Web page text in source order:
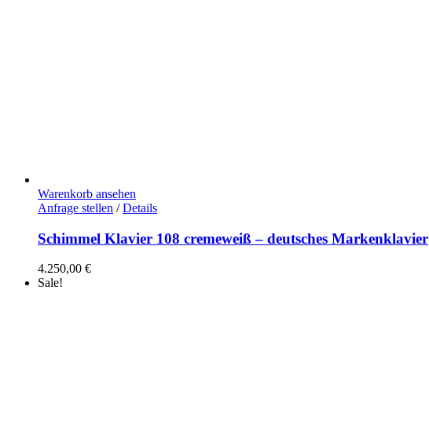
Warenkorb ansehen
Anfrage stellen / Details
Schimmel Klavier 108 cremeweiß – deutsches Markenklavier
4.250,00 €
Sale!